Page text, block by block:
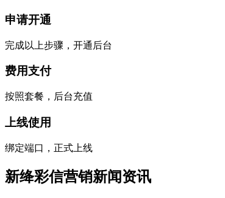
申请开通
完成以上步骤，开通后台
费用支付
按照套餐，后台充值
上线使用
绑定端口，正式上线
新绛彩信营销新闻资讯